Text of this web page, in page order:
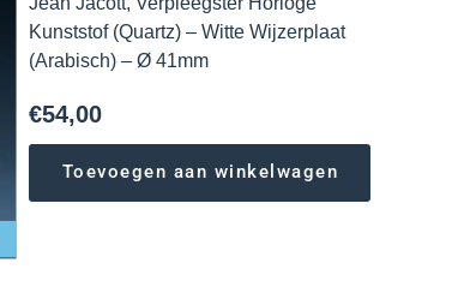
Kunststof (Quartz) – Witte Wijzerplaat
(Arabisch) – Ø 41mm
€54,00
Toevoegen aan winkelwagen